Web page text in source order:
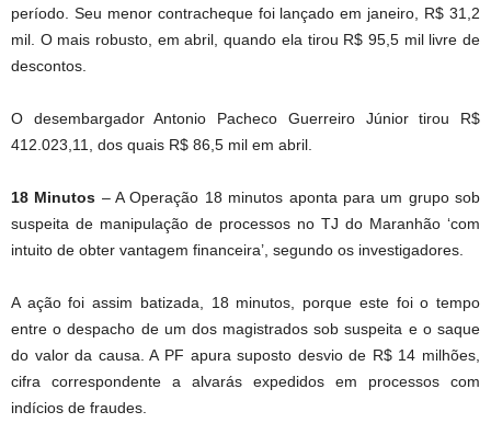
período. Seu menor contracheque foi lançado em janeiro, R$ 31,2
mil. O mais robusto, em abril, quando ela tirou R$ 95,5 mil livre de
descontos.
O desembargador Antonio Pacheco Guerreiro Júnior tirou R$
412.023,11, dos quais R$ 86,5 mil em abril.
18 Minutos – A Operação 18 minutos aponta para um grupo sob
suspeita de manipulação de processos no TJ do Maranhão ‘com
intuito de obter vantagem financeira’, segundo os investigadores.
A ação foi assim batizada, 18 minutos, porque este foi o tempo
entre o despacho de um dos magistrados sob suspeita e o saque
do valor da causa. A PF apura suposto desvio de R$ 14 milhões,
cifra correspondente a alvarás expedidos em processos com
indícios de fraudes.